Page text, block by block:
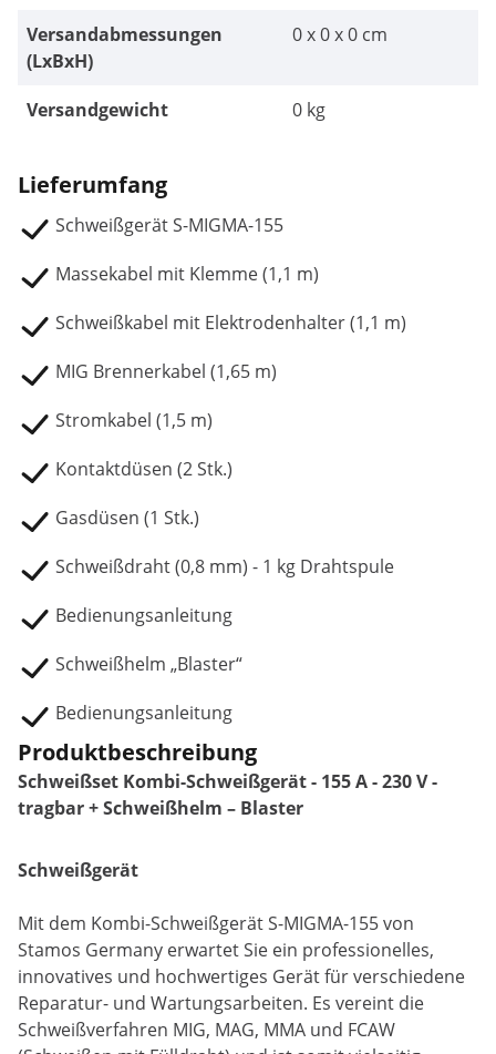
Versandabmessungen
(LxBxH)
0 x 0 x 0 cm
Versandgewicht 0 kg
Lieferumfang
Schweißgerät S-MIGMA-155
Massekabel mit Klemme (1,1 m)
Schweißkabel mit Elektrodenhalter (1,1 m)
MIG Brennerkabel (1,65 m)
Stromkabel (1,5 m)
Kontaktdüsen (2 Stk.)
Gasdüsen (1 Stk.)
Schweißdraht (0,8 mm) - 1 kg Drahtspule
Bedienungsanleitung
Schweißhelm „Blaster“
Bedienungsanleitung
Produktbeschreibung
Schweißset Kombi-Schweißgerät - 155 A - 230 V -
tragbar + Schweißhelm – Blaster
Schweißgerät
Mit dem Kombi-Schweißgerät S-MIGMA-155 von
Stamos Germany erwartet Sie ein professionelles,
innovatives und hochwertiges Gerät für verschiedene
Reparatur- und Wartungsarbeiten. Es vereint die
Schweißverfahren MIG, MAG, MMA und FCAW